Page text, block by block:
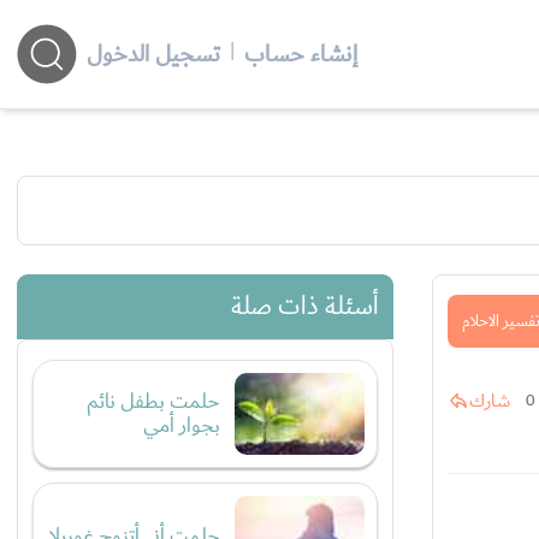
إنشاء حساب | تسجيل الدخول
تفسير الاحلام
0 شارك
أسئلة ذات صلة
حلمت بطفل نائم
بجوار أمي